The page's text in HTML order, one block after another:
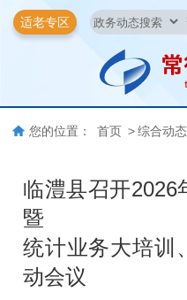
适老专区
您的位置： 首页 > 综合动态
临澧县召开2026
暨
统计业务大培训
动会议